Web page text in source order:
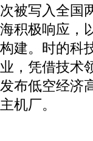
次被写入全国
海积极响应，
构建。时的科
业，凭借技术
发布低空经济
主机厂。